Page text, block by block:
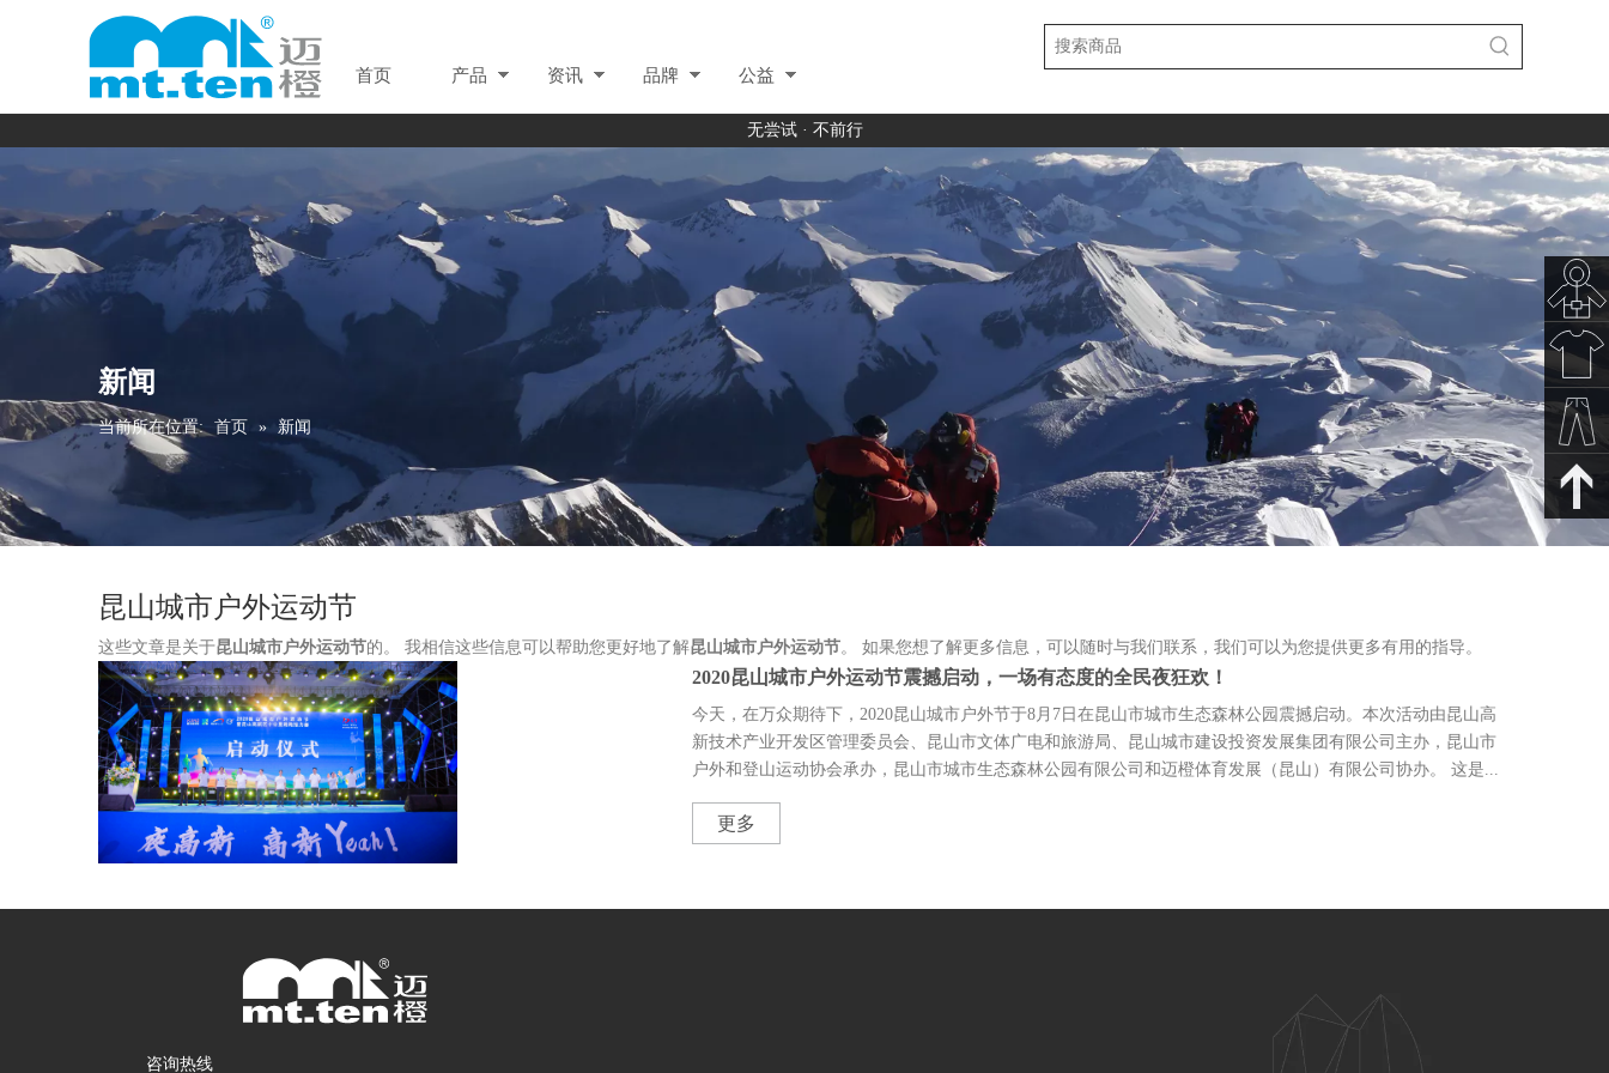
首页 产品 资讯 品牌 公益
无尝试 · 不前行
新闻
当前所在位置: 首页 » 新闻
昆山城市户外运动节
这些文章是关于昆山城市户外运动节的。 我相信这些信息可以帮助您更好地了解昆山城市户外运动节。 如果您想了解更多信息，可以随时与我们联系，我们可以为您提供更多有用的指导。
2020昆山城市户外运动节震撼启动，一场有态度的全民夜狂欢！
今天，在万众期待下，2020昆山城市户外节于8月7日在昆山市城市生态森林公园震撼启动。本次活动由昆山高
新技术产业开发区管理委员会、昆山市文体广电和旅游局、昆山城市建设投资发展集团有限公司主办，昆山市
户外和登山运动协会承办，昆山市城市生态森林公园有限公司和迈橙体育发展（昆山）有限公司协办。 这是...
更多
咨询热线
秋冬新
春夏新
款
裤子下
装